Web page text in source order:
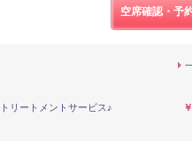
空席確認・予
リートメントサービス♪